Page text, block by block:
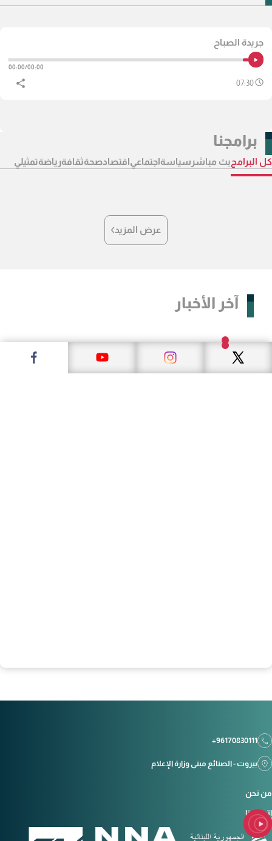
جريدة الصباح
00:00
/
00:00
07:30
برامجنا
كل البرامجبث مباشر سياسةاجتماعياقتصادصحةثقافةرياضةتمثيلي
عرض المزيد
آخر الأخبار
+96170830111
بيروت - الصنائع مبنى وزارة الإعلام
من نحن
إتصل بنا